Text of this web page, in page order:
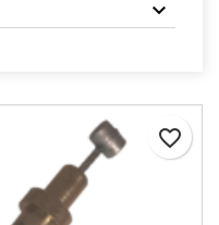
favorite_border